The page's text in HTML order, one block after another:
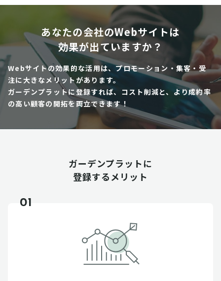
あなたの会社のWebサイトは
効果が出ていますか？
Webサイトの効果的な活用は、プロモーション・集客・受
注に大きなメリットがあります。
ガーデンプラットに登録すれば、コスト削減と、より成約率
の高い顧客の開拓を両立できます！
ガーデンプラットに
登録するメリット
01